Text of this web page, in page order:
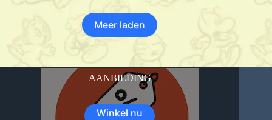
Meer laden
AANBIEDING
Winkel nu